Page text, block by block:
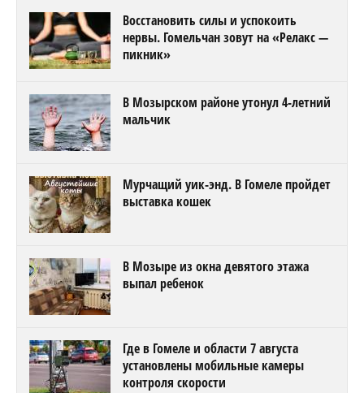
Восстановить силы и успокоить
нервы. Гомельчан зовут на «Релакс —
пикник»
В Мозырском районе утонул 4-летний
мальчик
Мурчащий уик-энд. В Гомеле пройдет
выставка кошек
В Мозыре из окна девятого этажа
выпал ребенок
Где в Гомеле и области 7 августа
установлены мобильные камеры
контроля скорости